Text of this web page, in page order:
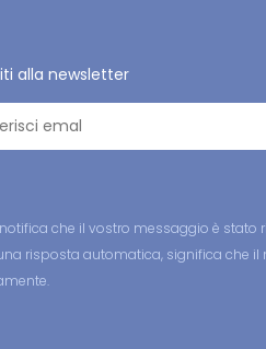
alla newsletter
che il vostro messaggio è stato
risposta automatica, significa che il